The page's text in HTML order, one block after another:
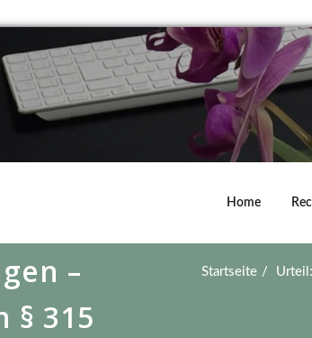
Home
–
§ 315
Startseite